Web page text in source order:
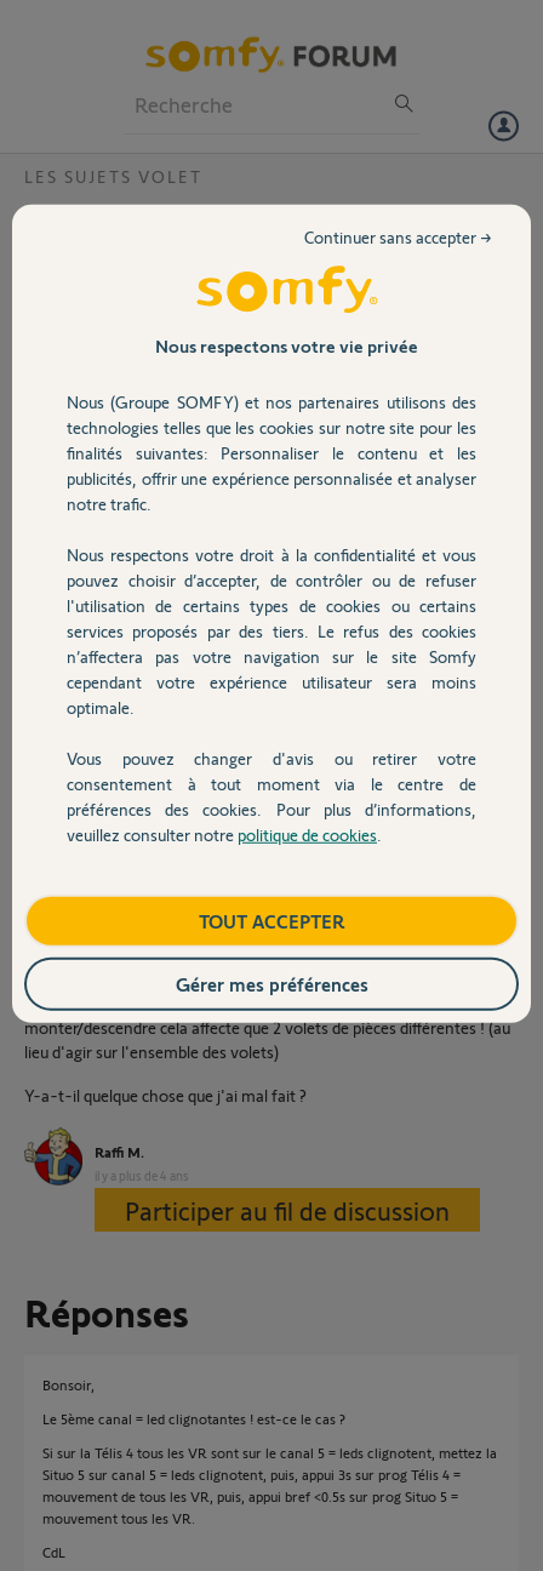
Volet
Sécurité
Domotique
Chauffage
Autres produits
Devis avec un pro
Contact
LES SUJETS VOLET
5 volets + télécommande RTS 5 canaux
J'ai 5 volets (dont 2 dans la même pièce).
RTS Pure pour remplacer une de mes anciennes télécommande RTS
J'ai bien retrouvé la procédure d'apprentissage entre
télécommandes.
J'ai bien réussi sur la nouvelle télécommande à récupérer la
configuration pour chaque pièce (y compris le séjour qui a 2 volet).
Là où je bloque c'est pour la commande du 5ème canal (4 leds
allumées) qui sur mes anciennes télécommandes actionnent
l'ensemble des volets de mon logement.
J'ai pourtant procédé exactement de la même manière que pour les
autres commandes.
Voici ce qu'il se passe :
télécommande telis : je me mets en position 4 leds allumées, et
j'appuie sur le petit bouton au dos 3 sec. L'ensemble de mes volets
font un va et vient comme attendu.
bouton au dos de la télécommande. Ici aussi tous les volets de mon
logement font un va et vient comme attendu.
=> puis toujours sur la nouvelle télécommande (situo) sur la position
du 5ème canal (4 leds allumées) si j'actionne le bouton
monter/descendre cela affecte que 2 volets de pièces différentes ! (au
lieu d'agir sur l'ensemble des volets)
Y-a-t-il quelque chose que j'ai mal fait ?
Raffi M.
il y a plus de 4 ans
Participer au fil de discussion
Réponses
Bonsoir,
Le 5ème canal = led clignotantes ! est-ce le cas ?
Si sur la Télis 4 tous les VR sont sur le canal 5 = leds clignotent, mettez la
Situo 5 sur canal 5 = leds clignotent, puis, appui 3s sur prog Télis 4 =
mouvement de tous les VR, puis, appui bref <0.5s sur prog Situo 5 =
mouvement tous les VR.
CdL
Nous respectons votre vie privée
Nous (Groupe SOMFY) et nos partenaires utilisons des
technologies telles que les cookies sur notre site pour les
finalités suivantes: Personnaliser le contenu et les
publicités, offrir une expérience personnalisée et analyser
notre trafic.
Nous respectons votre droit à la confidentialité et vous
pouvez choisir d’accepter, de contrôler ou de refuser
l'utilisation de certains types de cookies ou certains
services proposés par des tiers. Le refus des cookies
n’affectera pas votre navigation sur le site Somfy
cependant votre expérience utilisateur sera moins
optimale.
Vous pouvez changer d'avis ou retirer votre
consentement à tout moment via le centre de
préférences des cookies. Pour plus d’informations,
veuillez consulter notre politique de cookies
Continuer sans accepter →
TOUT ACCEPTER
Gérer mes préférences